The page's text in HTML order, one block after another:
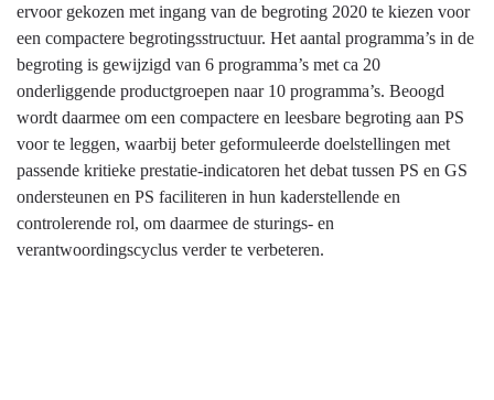
motorrijtuigenbelasting
naar
navigatie
Algemene
grondslagen
voor
begroting
jaarstukken
ervoor gekozen met ingang van de begroting 2020 te kiezen voor
een compactere begrotingsstructuur. Het aantal programma’s in de
begroting is gewijzigd van 6 programma’s met ca 20
onderliggende productgroepen naar 10 programma’s. Beoogd
wordt daarmee om een compactere en leesbare begroting aan PS
voor te leggen, waarbij beter geformuleerde doelstellingen met
passende kritieke prestatie-indicatoren het debat tussen PS en GS
ondersteunen en PS faciliteren in hun kaderstellende en
controlerende rol, om daarmee de sturings- en
verantwoordingscyclus verder te verbeteren.